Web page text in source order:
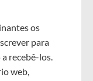
os
para
recebê-los.
web,